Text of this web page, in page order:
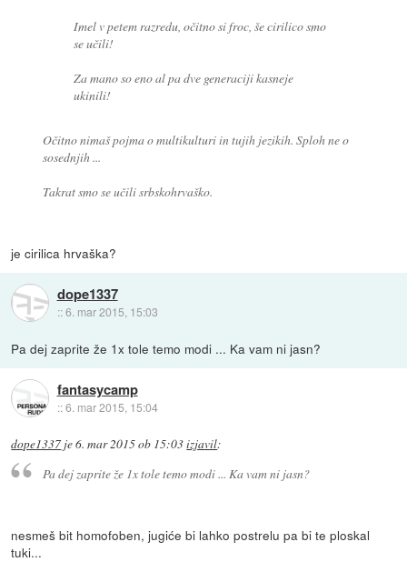
Imel v petem razredu, očitno si froc, še cirilico smo
se učili!
Za mano so eno al pa dve generaciji kasneje
ukinili!
Očitno nimaš pojma o multikulturi in tujih jezikih. Sploh ne o
sosednjih ...
Takrat smo se učili srbskohrvaško.
je cirilica hrvaška?
dope1337
::6. mar 2015, 15:03
Pa dej zaprite že 1x tole temo modi ... Ka vam ni jasn?
fantasycamp
::6. mar 2015, 15:04
dope1337 je6. mar 2015 ob 15:03izjavil:
Pa dej zaprite že 1x tole temo modi ... Ka vam ni jasn?
nesmeš bit homofoben, jugiće bi lahko postrelu pa bi te ploskal
tuki...